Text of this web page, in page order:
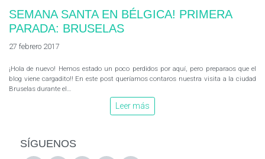
SEMANA SANTA EN BÉLGICA! PRIMERA
PARADA: BRUSELAS
27 febrero 2017
¡Hola de nuevo! Hemos estado un poco perdidos por aquí, pero preparaos que el
blog viene cargadito!! En este post queríamos contaros nuestra visita a la ciudad
Bruselas durante el…
Leer más
SÍGUENOS